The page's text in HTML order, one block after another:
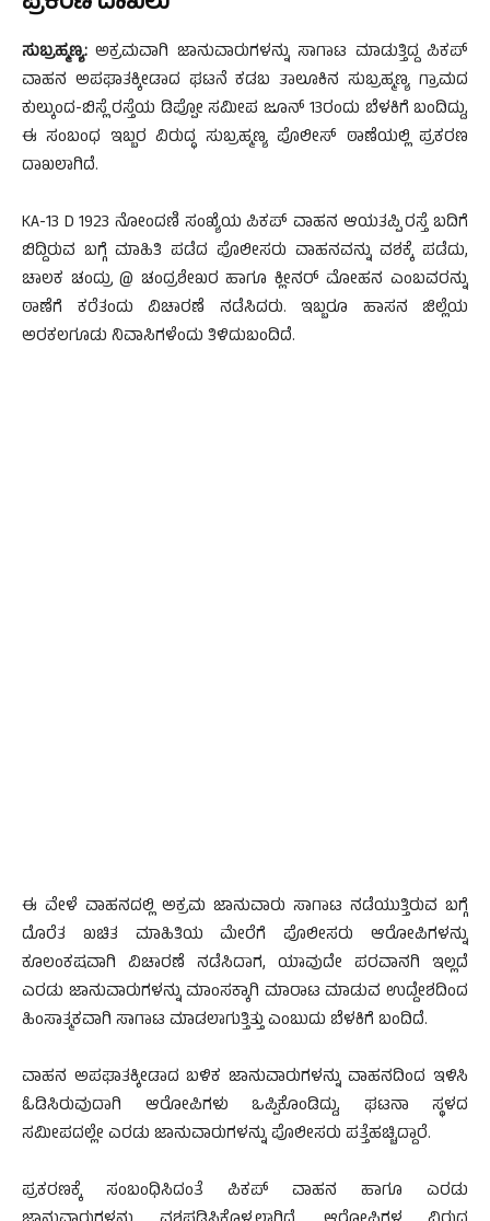
ಸುಬ್ರಹ್ಮಣ್ಯ: ಅಕ್ರಮವಾಗಿ ಜಾನುವಾರುಗಳನ್ನು ಸಾಗಾಟ ಮಾಡುತ್ತಿದ್ದ ಪಿಕಪ್
ವಾಹನ ಅಪಘಾತಕ್ಕೀಡಾದ ಘಟನೆ ಕಡಬ ತಾಲೂಕಿನ ಸುಬ್ರಹ್ಮಣ್ಯ ಗ್ರಾಮದ
ಕುಲ್ಕುಂದ-ಬಿಸ್ಲೆ ರಸ್ತೆಯ ಡಿಪ್ಪೋ ಸಮೀಪ ಜೂನ್ 13ರಂದು ಬೆಳಕಿಗೆ ಬಂದಿದ್ದು,
ಈ ಸಂಬಂಧ ಇಬ್ಬರ ವಿರುದ್ಧ ಸುಬ್ರಹ್ಮಣ್ಯ ಪೊಲೀಸ್ ಠಾಣೆಯಲ್ಲಿ ಪ್ರಕರಣ
ದಾಖಲಾಗಿದೆ.
KA-13 D 1923 ನೋಂದಣಿ ಸಂಖ್ಯೆಯ ಪಿಕಪ್ ವಾಹನ ಆಯತಪ್ಪಿ ರಸ್ತೆ ಬದಿಗೆ
ಬಿದ್ದಿರುವ ಬಗ್ಗೆ ಮಾಹಿತಿ ಪಡೆದ ಪೊಲೀಸರು ವಾಹನವನ್ನು ವಶಕ್ಕೆ ಪಡೆದು,
ಚಾಲಕ ಚಂದ್ರು @ ಚಂದ್ರಶೇಖರ ಹಾಗೂ ಕ್ಲೀನರ್ ಮೋಹನ ಎಂಬವರನ್ನು
ಠಾಣೆಗೆ ಕರೆತಂದು ವಿಚಾರಣೆ ನಡೆಸಿದರು. ಇಬ್ಬರೂ ಹಾಸನ ಜಿಲ್ಲೆಯ
ಅರಕಲಗೂಡು ನಿವಾಸಿಗಳೆಂದು ತಿಳಿದುಬಂದಿದೆ.
ಈ ವೇಳೆ ವಾಹನದಲ್ಲಿ ಅಕ್ರಮ ಜಾನುವಾರು ಸಾಗಾಟ ನಡೆಯುತ್ತಿರುವ ಬಗ್ಗೆ
ದೊರೆತ ಖಚಿತ ಮಾಹಿತಿಯ ಮೇರೆಗೆ ಪೊಲೀಸರು ಆರೋಪಿಗಳನ್ನು
ಕೂಲಂಕಷವಾಗಿ ವಿಚಾರಣೆ ನಡೆಸಿದಾಗ, ಯಾವುದೇ ಪರವಾನಗಿ ಇಲ್ಲದೆ
ಎರಡು ಜಾನುವಾರುಗಳನ್ನು ಮಾಂಸಕ್ಕಾಗಿ ಮಾರಾಟ ಮಾಡುವ ಉದ್ದೇಶದಿಂದ
ಹಿಂಸಾತ್ಮಕವಾಗಿ ಸಾಗಾಟ ಮಾಡಲಾಗುತ್ತಿತ್ತು ಎಂಬುದು ಬೆಳಕಿಗೆ ಬಂದಿದೆ.
ವಾಹನ ಅಪಘಾತಕ್ಕೀಡಾದ ಬಳಿಕ ಜಾನುವಾರುಗಳನ್ನು ವಾಹನದಿಂದ ಇಳಿಸಿ
ಓಡಿಸಿರುವುದಾಗಿ ಆರೋಪಿಗಳು ಒಪ್ಪಿಕೊಂಡಿದ್ದು, ಘಟನಾ ಸ್ಥಳದ
ಸಮೀಪದಲ್ಲೇ ಎರಡು ಜಾನುವಾರುಗಳನ್ನು ಪೊಲೀಸರು ಪತ್ತೆಹಚ್ಚಿದ್ದಾರೆ.
ಪ್ರಕರಣಕ್ಕೆ ಸಂಬಂಧಿಸಿದಂತೆ ಪಿಕಪ್ ವಾಹನ ಹಾಗೂ ಎರಡು